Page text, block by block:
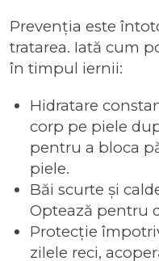
Prevenția este
tratarea. Iată cum
în timpul iernii:
Hidratare
corp pe piele
pentru a bloca
piele.
Băi scurte și
Optează pentru
Protecție
zilele reci,